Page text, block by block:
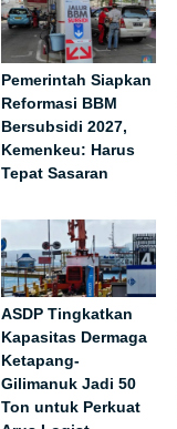
Pemerintah Siapkan
Reformasi BBM
Bersubsidi 2027,
Kemenkeu: Harus
Tepat Sasaran
ASDP Tingkatkan
Kapasitas Dermaga
Ketapang-
Gilimanuk Jadi 50
Ton untuk Perkuat